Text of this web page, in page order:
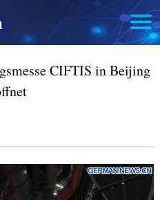
CIFTIS in Beijing